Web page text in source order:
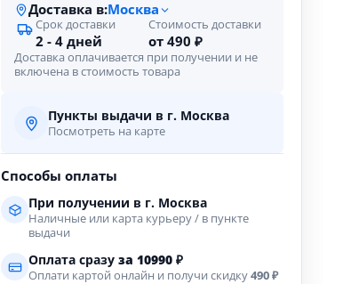
Доставка в:Москва
Срок доставки
2 - 4 дней
Стоимость доставки
от 490 ₽
Доставка оплачивается при получении и не
включена в стоимость товара
Пункты выдачи в г. Москва
Посмотреть на карте
Способы оплаты
При получении в г. Москва
Наличные или карта курьеру / в пункте
выдачи
Оплата сразу за 10990 ₽
Оплати картой онлайн и получи скидку490 ₽